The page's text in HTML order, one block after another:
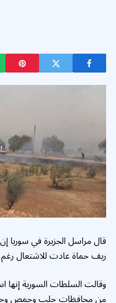
قال مراسل الجزيرة في
ريف حماة عادت للاشتعال رغم
وقالت السلطات السورية إنها
من محافظات حلب وحمص